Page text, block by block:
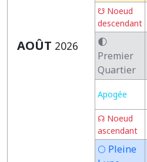
AOÛT 2026
☋ Noeud
descendant
🌓
Premier
Quartier
Apogée
☊ Noeud
ascendant
🌕 Pleine